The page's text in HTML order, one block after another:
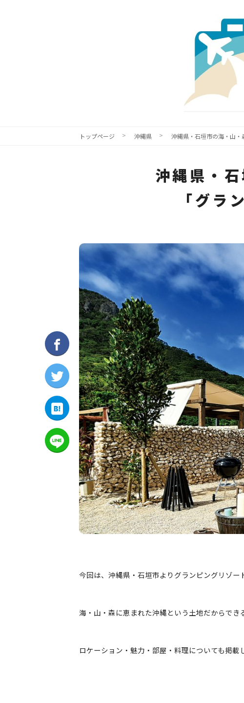
トップページ 沖縄県 沖縄県・石垣市の海・山・
沖縄県・
「グラ
今回は、沖縄県・石垣市よりグランピングリゾー
海・山・森に恵まれた沖縄という土地だからでき
ロケーション・魅力・部屋・料理についても掲載